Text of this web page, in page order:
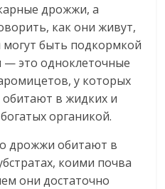
дрожжи, а
как они живут,
быть подкормкой
— это одноклеточные
у которых
в жидких и
органикой.
дрожжи обитают в
коими почва
они достаточно